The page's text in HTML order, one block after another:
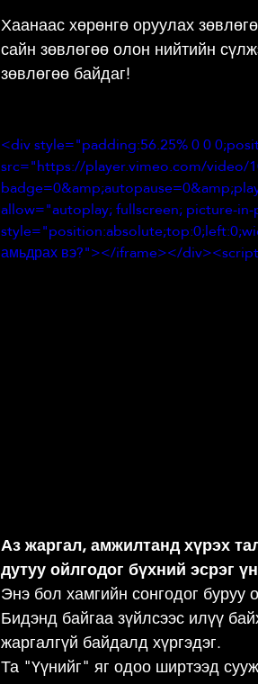
Хаанаас хөрөнгө оруулах
сайн зөвлөгөө олон нийтийн
зөвлөгөө байдаг!
<div style="padding:56.25% 0 0
src="https://player.vimeo.com/video/
allow="autoplay; fullscreen; picture-
амьдрах вэ?"></iframe></
Аз жаргал, амжилтанд хүрэх
дутуу ойлгодог бүхний эсрэг
Энэ бол хамгийн сонгодог буруу
Бидэнд байгаа зүйлсээс илүү
жаргалгүй байдалд хүргэдэг.
Та "Үүнийг" яг одоо ширтээд